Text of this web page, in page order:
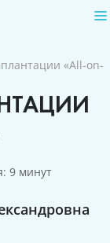
«All-on-
9 минут